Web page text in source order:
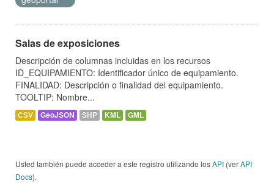
Salas de exposiciones
Descripción de columnas incluidas en los recursos
ID_EQUIPAMIENTO: Identificador único de equipamiento.
FINALIDAD: Descripción o finalidad del equipamiento.
TOOLTIP: Nombre...
CSV GeoJSON SHP KML GML
Usted también puede acceder a este registro utilizando losAPI (verAPI
Docs).